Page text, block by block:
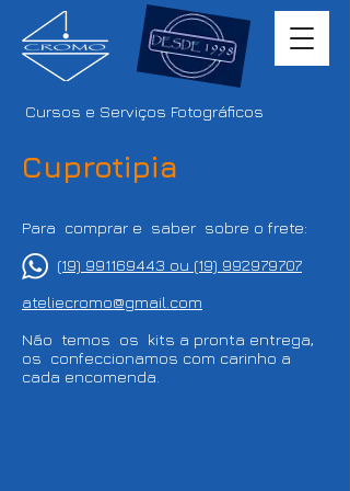
Cursos e Serviços Fotográficos
Cuprotipia
Para comprar e saber sobre o frete:
(19) 991169443 ou (19) 992979707
ateliecromo@gmail.com
Não temos os kits a pronta entrega,
os confeccionamos com carinho a
cada encomenda.